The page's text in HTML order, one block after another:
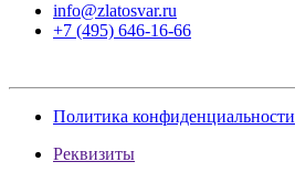
info@zlatosvar.ru
+7 (495) 646-16-66
Политика конфиденциальности
Реквизиты